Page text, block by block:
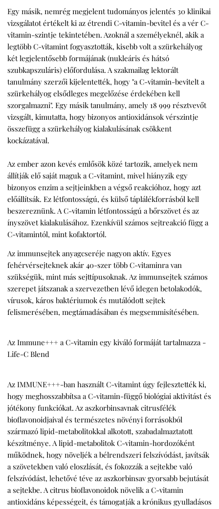
Egy másik, nemrég megjelent tudományos jelentés 30 klinikai
vizsgálatot értékelt ki az étrendi C-vitamin-bevitel és a vér C-
vitamin-szintje tekintetében. Azoknál a személyeknél, akik a
legtöbb C-vitamint fogyasztották, kisebb volt a szürkehályog
két legjelentősebb formájának (nukleáris és hátsó
szubkapszuláris) előfordulása. A szakmailag lektorált
tanulmány szerzői kijelentették, hogy "a C-vitamin-bevitelt a
szürkehályog elsődleges megelőzése érdekében kell
szorgalmazni". Egy másik tanulmány, amely 18 999 résztvevőt
vizsgált, kimutatta, hogy bizonyos antioxidánsok vérszintje
összefügg a szürkehályog kialakulásának csökkent
kockázatával.
Az ember azon kevés emlősök közé tartozik, amelyek nem
állítják elő saját maguk a C-vitamint, mivel hiányzik egy
bizonyos enzim a sejtjeinkben a végső reakcióhoz, hogy azt
előállítsák. Ez létfontosságú, és külső táplálékforrásból kell
beszereznünk. A C-vitamin létfontosságú a bőrszövet és az
ínyszövet kialakulásához. Ezenkívül számos sejtreakció függ a
C-vitamintól, mint kofaktortól.
Az immunsejtek anyagcseréje nagyon aktív. Egyes
fehérvérsejteknek akár 40-szer több C-vitaminra van
szükségük, mint más sejttípusoknak. Az immunsejtek számos
szerepet játszanak a szervezetben lévő idegen betolakodók,
vírusok, káros baktériumok és mutálódott sejtek
felismerésében, megtámadásában és megsemmisítésében.
Az Immune+++ a C-vitamin egy kiváló formáját tartalmazza -
Life-C Blend
Az IMMUNE+++-ban használt C-vitamint úgy fejlesztették ki,
hogy meghosszabbítsa a C-vitamin-függő biológiai aktivitást és
jótékony funkciókat. Az aszkorbinsavnak citrusfélék
bioflavonoidjaival és természetes növényi forrásokból
származó lipid-metabolitokkal alkotott, szabadalmaztatott
készítménye. A lipid-metabolitok C-vitamin-hordozóként
működnek, hogy növeljék a bélrendszeri felszívódást, javítsák
a szövetekben való eloszlását, és fokozzák a sejtekbe való
felszívódást, lehetővé téve az aszkorbinsav gyorsabb bejutását
a sejtekbe. A citrus bioflavonoidok növelik a C-vitamin
antioxidáns képességeit, és támogatják a krónikus gyulladásos